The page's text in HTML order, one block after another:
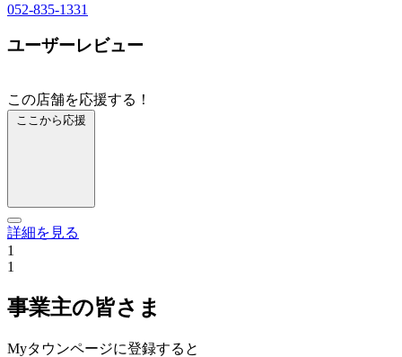
052-835-1331
ユーザーレビュー
この店舗を応援する！
ここから応援
詳細を見る
1
1
事業主の皆さま
Myタウンページに登録すると